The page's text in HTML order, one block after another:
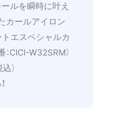
ルを瞬時に叶え
カールアイロン
トエスペシャルカ
CICI-W32SRM）
）